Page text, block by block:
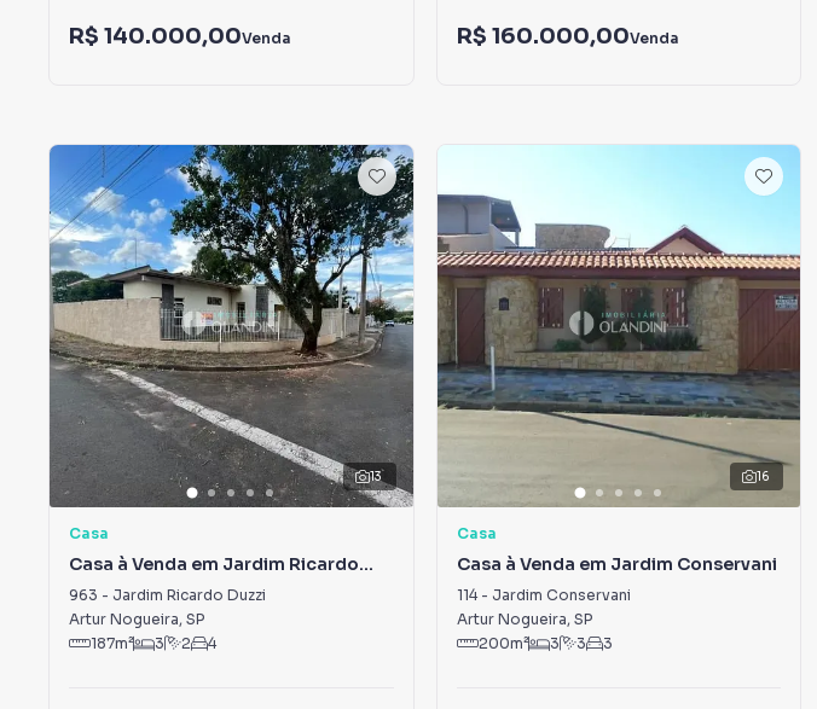
R$ 140.000,00Venda R$ 160.000,00Venda
13
Casa
Casa à Venda em Jardim Ricardo
Duzzi
963 - Jardim Ricardo Duzzi
Artur Nogueira, SP
187m² 3 2 4
16
Casa
Casa à Venda em Jardim Conservani
114- Jardim Conservani
Artur Nogueira, SP
200m² 3 3 3